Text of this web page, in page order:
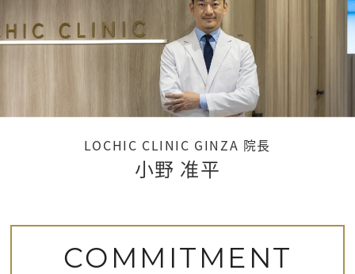
LOCHIC CLINIC GINZA 院長
小野 准平
COMMITMENT